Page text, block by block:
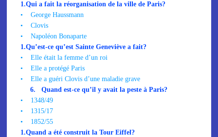
1.Qui a fait la réorganisation de la ville de Paris?
•
George Haussmann
•
Clovis
•
Napoléon Bonaparte
1.Qu’est-ce qu’est Sainte Geneviève a fait?
•
Elle était la femme d’un roi
•
Elle a protégé Paris
•
Elle a guéri Clovis d’une maladie grave
6.
Quand est-ce qu’il y avait la peste à Paris?
•
1348/49
•
1315/17
•
1852/55
1.Quand a été construit la Tour Eiffel?